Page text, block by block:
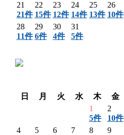
21
21件
22
15件
23
12件
24
14件
25
13件
26
10件
28
11件
29
6件
30
4件
31
5件
日
月 火 水 木 金
1
5件
2
10件
4
5
6
7
8
9